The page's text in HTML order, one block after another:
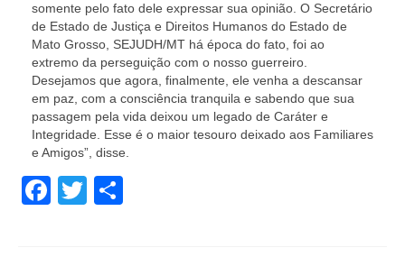
somente pelo fato dele expressar sua opinião. O Secretário
de Estado de Justiça e Direitos Humanos do Estado de
Mato Grosso, SEJUDH/MT há época do fato, foi ao
extremo da perseguição com o nosso guerreiro.
Desejamos que agora, finalmente, ele venha a descansar
em paz, com a consciência tranquila e sabendo que sua
passagem pela vida deixou um legado de Caráter e
Integridade. Esse é o maior tesouro deixado aos Familiares
e Amigos”, disse.
Facebook
Twitter